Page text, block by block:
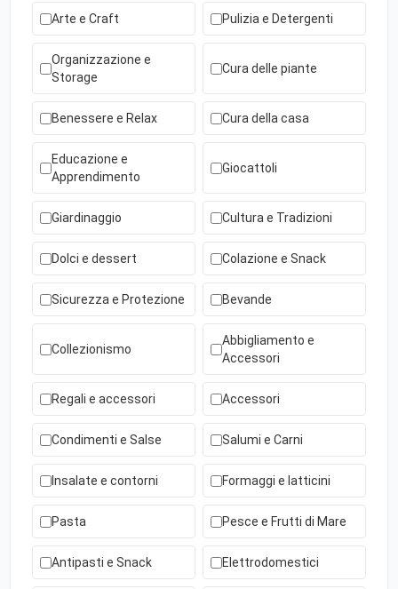
Arte e Craft Pulizia e Detergenti
Organizzazione e
Storage
Cura delle piante
Benessere e Relax Cura della casa
Educazione e
Apprendimento
Giocattoli
Giardinaggio Cultura e Tradizioni
Dolci e dessert Colazione e Snack
Sicurezza e Protezione Bevande
Collezionismo
Abbigliamento e
Accessori
Regali e accessori Accessori
Condimenti e Salse Salumi e Carni
Insalate e contorni Formaggi e latticini
Pasta Pesce e Frutti di Mare
Antipasti e Snack Elettrodomestici